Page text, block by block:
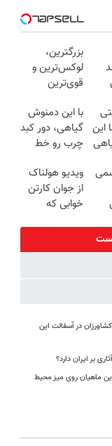
بزرگترین،
لوکس‌ترین و
قوی‌ترین
EREV در در
ایران رونمایی
شد
این
با این دمنوش
گیاهی، دور کبد
چرب رو خط
ویدیو هولناک
از جوان کارتن
خوابی که
در آسفالت این
بر ایران دارد؟
ماهیان روی میز محیط